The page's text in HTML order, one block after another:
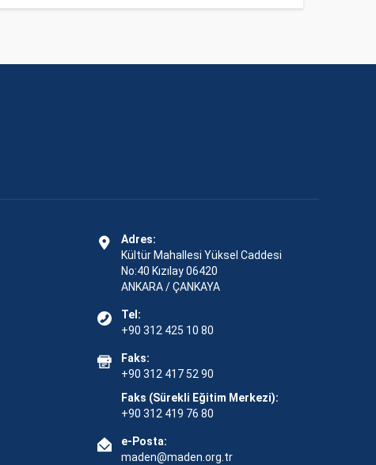
Adres:
Kültür Mahallesi Yüksel Caddesi
No:40 Kızılay 06420
ANKARA / ÇANKAYA
Tel:
+90 312 425 10 80
Faks:
+90 312 417 52 90
Faks (Sürekli Eğitim Merkezi):
+90 312 419 76 80
e-Posta:
maden@maden.org.tr